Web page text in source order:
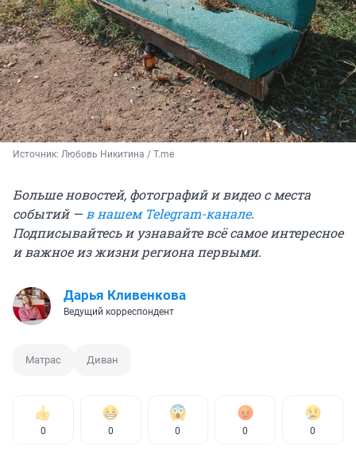
Источник: Любовь Никитина / T.me
Больше новостей, фотографий и видео с места
событий — в нашем Telegram-канале.
Подписывайтесь и узнавайте всё самое интересное
и важное из жизни региона первыми.
Дарья Кливенкова
Ведущий корреспондент
Матрас Диван
0 0 0 0 0